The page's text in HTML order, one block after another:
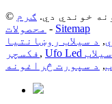
ګرم
محصولات - Sitemap
, د سیلاب روښانتیا
فکسچر ,
, د سپورت څراغونه